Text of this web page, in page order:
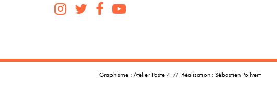
Graphisme : Atelier Poste 4 // Réalisation : Sébastien Poilvert